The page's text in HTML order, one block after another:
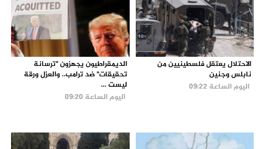
الاحتلال يعتقل فلسطينيين من
نابلس وجنين
اليوم الساعة 09:22
الديمقراطيون يجهزون "ترسانة
تحقيقات" ضد ترامب.. والعزل ورقة
ليست ...
اليوم الساعة 09:20